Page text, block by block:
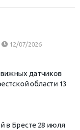
12/07/2026
датчиков
области 13
в Бресте 28 июля